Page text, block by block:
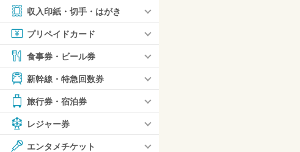
収入印紙・切手・はがき
プリペイドカード
食事券・ビール券
新幹線・特急回数券
旅行券・宿泊券
レジャー券
エンタメチケット